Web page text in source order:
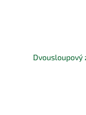
Dvousloupový